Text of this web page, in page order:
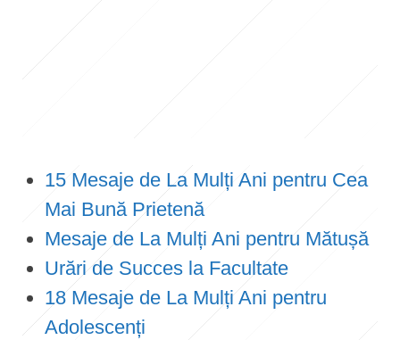
15 Mesaje de La Mulți Ani pentru Cea
Mai Bună Prietenă
Mesaje de La Mulți Ani pentru Mătușă
Urări de Succes la Facultate
18 Mesaje de La Mulți Ani pentru
Adolescenți